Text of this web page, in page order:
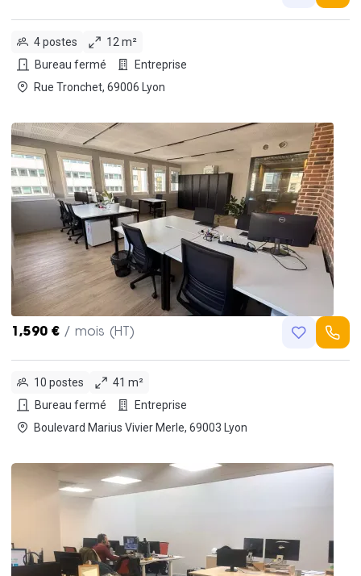
4 postes
12 m²
Bureau fermé
Entreprise
Rue Tronchet, 69006 Lyon
1,590 € / mois (HT)
10 postes
41 m²
Bureau fermé
Entreprise
Boulevard Marius Vivier Merle, 69003 Lyon